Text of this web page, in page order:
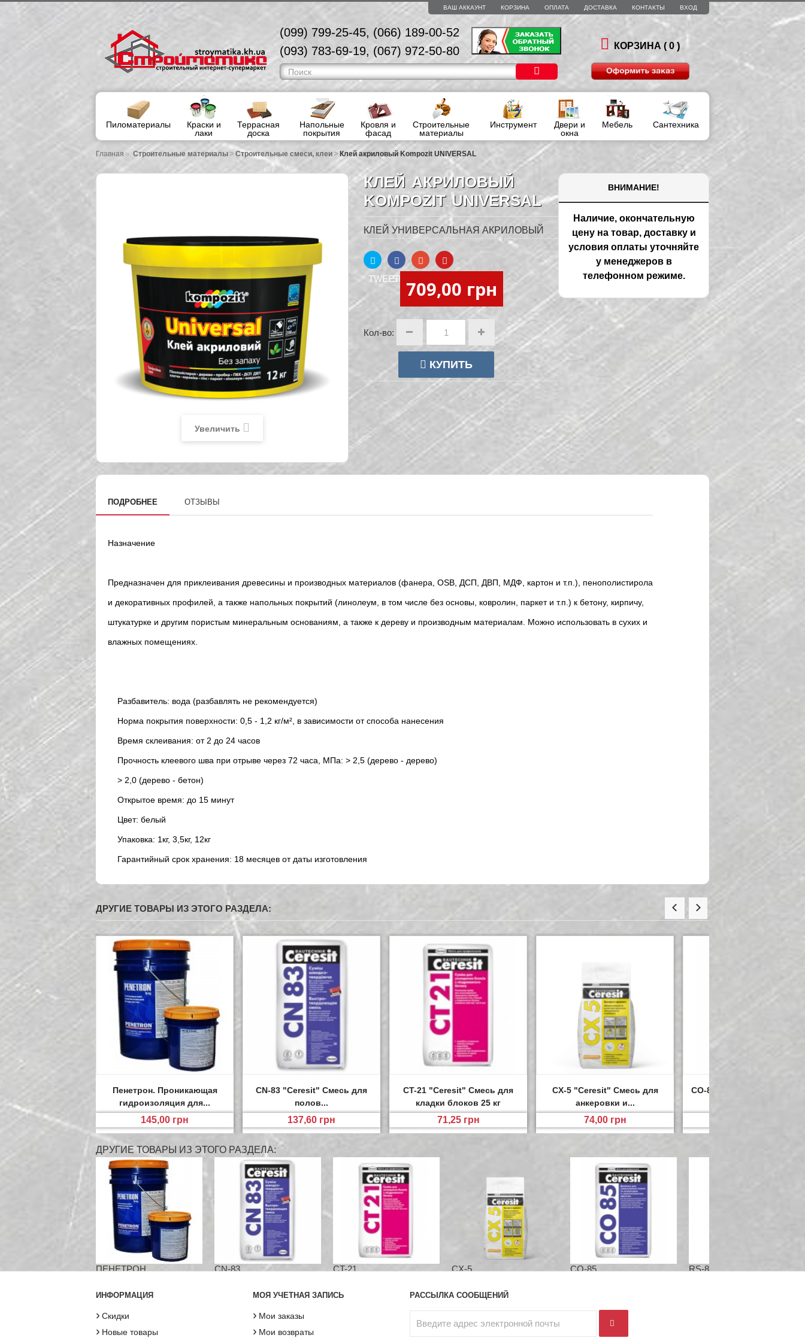
ВАШ АККАУНТ КОРЗИНА ОПЛАТА ДОСТАВКА КОНТАКТЫ ВХОД
(099) 799-25-45, (066) 189-00-52
(093) 783-69-19, (067) 972-50-80
Пиломатериалы
Краски и
лаки
Террасная
доска
Напольные
покрытия
Кровля и
фасад
Строительные
материалы
Инструмент
Двери и
окна
Мебель Сантехника
КОРЗИНА (0 )
Главная » Строительные материалы > Строительные смеси, клеи > Клей акриловый Kompozit UNIVERSAL
Увеличить
КЛЕЙ АКРИЛОВЫЙ
KOMPOZIT UNIVERSAL
КЛЕЙ УНИВЕРСАЛЬНАЯ АКРИЛОВЫЙ
TWEETSHARE709,00 грн
Кол-во:
КУПИТЬ
ВНИМАНИЕ!
Наличие, окончательную
цену на товар, доставку и
условия оплаты уточняйте
у менеджеров в
телефонном режиме.
ПОДРОБНЕЕ ОТЗЫВЫ
Назначение
Предназначен для приклеивания древесины и производных материалов (фанера, OSB, ДСП, ДВП, МДФ, картон и т.п.), пенополистирола
и декоративных профилей, а также напольных покрытий (линолеум, в том числе без основы, ковролин, паркет и т.п.) к бетону, кирпичу,
штукатурке и другим пористым минеральным основаниям, а также к дереву и производным материалам. Можно использовать в сухих и
влажных помещениях.
Разбавитель: вода (разбавлять не рекомендуется)
Норма покрытия поверхности: 0,5 - 1,2 кг/м², в зависимости от способа нанесения
Время склеивания: от 2 до 24 часов
Прочность клеевого шва при отрыве через 72 часа, МПа: > 2,5 (дерево - дерево)
> 2,0 (дерево - бетон)
Открытое время: до 15 минут
Цвет: белый
Упаковка: 1кг, 3,5кг, 12кг
Гарантийный срок хранения: 18 месяцев от даты изготовления
ДРУГИЕ ТОВАРЫ ИЗ ЭТОГО РАЗДЕЛА:
Пенетрон. Проникающая
гидроизоляция для...
145,00 грн
CN-83 "Ceresit" Смесь для
полов...
137,60 грн
CT-21 "Ceresit" Смесь для
кладки блоков 25 кг
71,25 грн
CX-5 "Ceresit" Смесь для
анкеровки и...
74,00 грн
CO-85 "Ceresit" Добавка
ДРУГИЕ ТОВАРЫ ИЗ ЭТОГО РАЗДЕЛА:
ПЕНЕТРОН.... CN-83... CT-21... CX-5... CO-85... RS-88 СМЕСЬ...
ИНФОРМАЦИЯ
› Скидки
› Новые товары
МОЯ УЧЕТНАЯ ЗАПИСЬ
› Мои заказы
› Мои возвраты
РАССЫЛКА СООБЩЕНИЙ